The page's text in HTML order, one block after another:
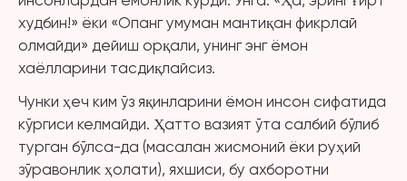
худбин!» ёки «Опанг умуман мантиқан фикрлай
олмайди» дейиш орқали, унинг энг ёмон
хаёлларини тасдиқлайсиз.
Чунки ҳеч ким ўз яқинларини ёмон инсон сифатида
кўргиси келмайди. Ҳатто вазият ўта салбий бўлиб
турган бўлса-да (масалан жисмоний ёки руҳий
зўравонлик ҳолати), яхшиси, бу ахборотни